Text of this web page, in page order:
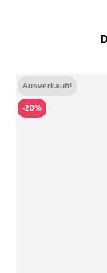
Ausverkauft!
-20%